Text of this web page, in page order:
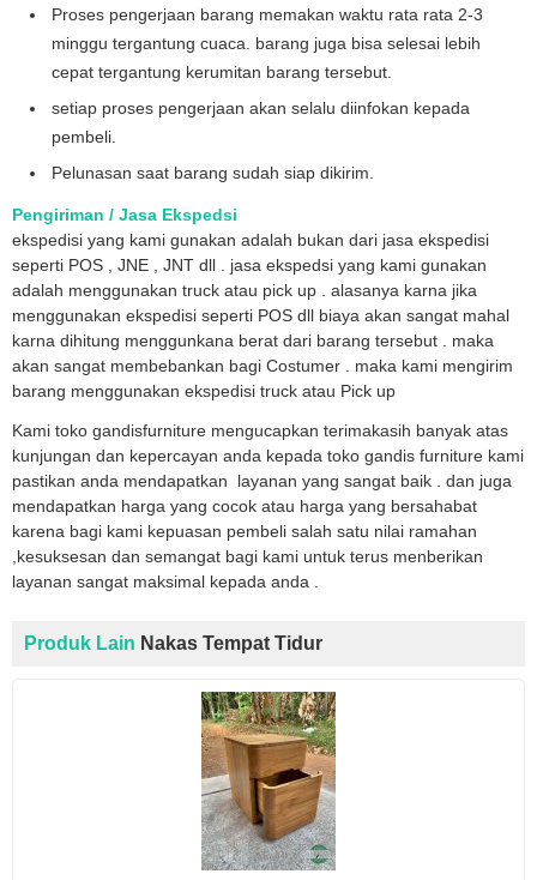
Proses pengerjaan barang memakan waktu rata rata 2-3
minggu tergantung cuaca. barang juga bisa selesai lebih
cepat tergantung kerumitan barang tersebut.
setiap proses pengerjaan akan selalu diinfokan kepada
pembeli.
Pelunasan saat barang sudah siap dikirim.
Pengiriman / Jasa Ekspedsi
ekspedisi yang kami gunakan adalah bukan dari jasa ekspedisi
seperti POS , JNE , JNT dll . jasa ekspedsi yang kami gunakan
adalah menggunakan truck atau pick up . alasanya karna jika
menggunakan ekspedisi seperti POS dll biaya akan sangat mahal
karna dihitung menggunkana berat dari barang tersebut . maka
akan sangat membebankan bagi Costumer . maka kami mengirim
barang menggunakan ekspedisi truck atau Pick up
Kami toko gandisfurniture mengucapkan terimakasih banyak atas
kunjungan dan kepercayan anda kepada toko gandis furniture kami
pastikan anda mendapatkan layanan yang sangat baik . dan juga
mendapatkan harga yang cocok atau harga yang bersahabat
karena bagi kami kepuasan pembeli salah satu nilai ramahan
,kesuksesan dan semangat bagi kami untuk terus menberikan
layanan sangat maksimal kepada anda .
Produk Lain Nakas Tempat Tidur